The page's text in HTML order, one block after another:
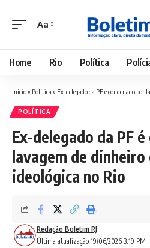
Font
Aa
Home Rio Política
Início» Política » Ex-delegado da PF é condenado por
POLÍTICA
Ex-delegado da PF
lavagem de
ideológica no Rio
Última atualização 19/06/2026 3:19 PM
Redação Boletim RJ